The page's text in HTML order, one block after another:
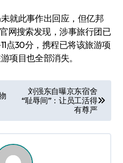
就此事作出回应，但亿邦
网搜索发现，涉事旅行团已
点30分，携程已将该旅游项
项目也全部消失。
刘强东自曝京东宿舍
“耻辱间”：让员工活得
有尊严